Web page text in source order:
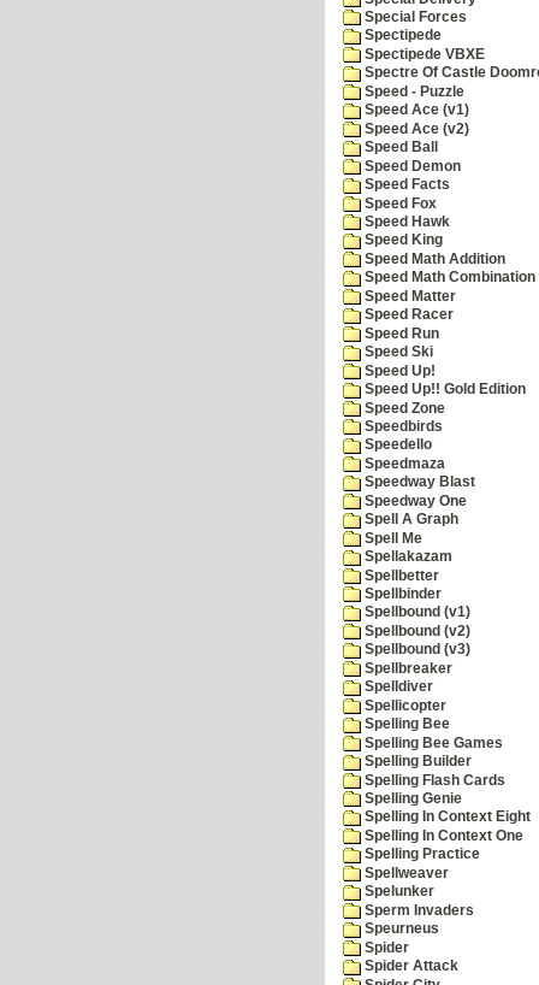
Special Forces
Spectipede
Spectipede VBXE
Spectre Of Castle
Speed - Puzzle
Speed Ace (v1)
Speed Ace (v2)
Speed Ball
Speed Demon
Speed Facts
Speed Fox
Speed Hawk
Speed King
Speed Math Addition
Speed Math Combination
Speed Matter
Speed Racer
Speed Run
Speed Ski
Speed Up!
Speed Up!! Gold Edition
Speed Zone
Speedbirds
Speedello
Speedmaza
Speedway Blast
Speedway One
Spell A Graph
Spell Me
Spellakazam
Spellbetter
Spellbinder
Spellbound (v1)
Spellbound (v2)
Spellbound (v3)
Spellbreaker
Spelldiver
Spellicopter
Spelling Bee
Spelling Bee Games
Spelling Builder
Spelling Flash Cards
Spelling Genie
Spelling In Context Eight
Spelling In Context One
Spelling Practice
Spellweaver
Spelunker
Sperm Invaders
Speurneus
Spider
Spider Attack